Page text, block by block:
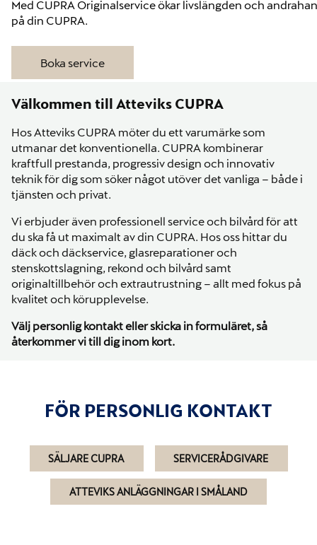
Med CUPRA Originalservice ökar livslängden och
på din CUPRA.
Boka service
Välkommen till Atteviks CUPRA
Hos Atteviks CUPRA möter du ett varumärke som
utmanar det konventionella. CUPRA kombinerar
kraftfull prestanda, progressiv design och innovativ
teknik för dig som söker något utöver det vanliga – både i
tjänsten och privat.
Vi erbjuder även professionell service och bilvård för att
du ska få ut maximalt av din CUPRA. Hos oss hittar du
däck och däckservice, glasreparationer och
stenskottslagning, rekond och bilvård samt
originaltillbehör och extrautrustning – allt med fokus på
kvalitet och körupplevelse.
Välj personlig kontakt eller skicka in formuläret, så
återkommer vi till dig inom kort.
FÖR PERSONLIG KONTAKT
SÄLJARE CUPRA SERVICERÅDGIVARE
ATTEVIKS ANLÄGGNINGAR I SMÅLAND